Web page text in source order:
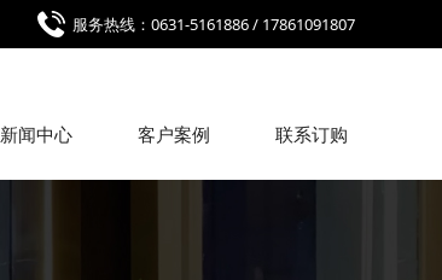
服务热线：0631-5161886 / 17861091807
新闻中心 客户案例 联系订购